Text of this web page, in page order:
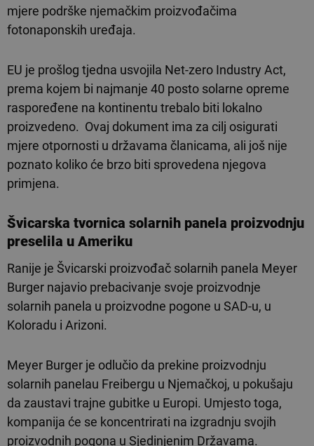
mjere podrške njemačkim proizvođačima
fotonaponskih uređaja.
EU je prošlog tjedna usvojila Net-zero Industry Act,
prema kojem bi najmanje 40 posto solarne opreme
raspoređene na kontinentu trebalo biti lokalno
proizvedeno. Ovaj dokument ima za cilj osigurati
mjere otpornosti u državama članicama, ali još nije
poznato koliko će brzo biti sprovedena njegova
primjena.
Švicarska tvornica solarnih panela proizvodnju
preselila u Ameriku
Ranije je Švicarski proizvođač solarnih panela Meyer
Burger najavio prebacivanje svoje proizvodnje
solarnih panela u proizvodne pogone u SAD-u, u
Koloradu i Arizoni.
Meyer Burger je odlučio da prekine proizvodnju
solarnih panelau Freibergu u Njemačkoj, u pokušaju
da zaustavi trajne gubitke u Europi. Umjesto toga,
kompanija će se koncentrirati na izgradnju svojih
proizvodnih pogona u Sjedinjenim Državama.